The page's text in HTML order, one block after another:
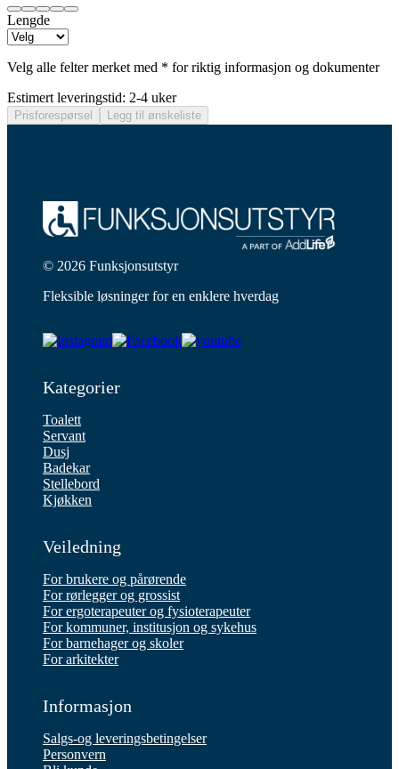
Lengde
Velg alle felter merket med * for riktig informasjon og dokumenter
Estimert leveringstid: 2-4 uker
Prisforespørsel Legg til ønskeliste
© 2026 Funksjonsutstyr
Fleksible løsninger for en enklere hverdag
Kategorier
Toalett
Servant
Dusj
Badekar
Stellebord
Kjøkken
Veiledning
For brukere og pårørende
For rørlegger og grossist
For ergoterapeuter og fysioterapeuter
For kommuner, institusjon og sykehus
For barnehager og skoler
For arkitekter
Informasjon
Salgs-og leveringsbetingelser
Personvern